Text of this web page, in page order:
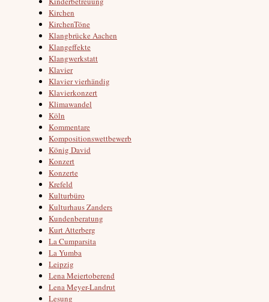
Kirchen
KirchenTöne
Klangbrücke Aachen
Klangeffekte
Klangwerkstatt
Klavier
Klavier vierhändig
Klavierkonzert
Klimawandel
Köln
Kommentare
Kompositionswettbewerb
König David
Konzert
Konzerte
Krefeld
Kulturbüro
Kulturhaus Zanders
Kundenberatung
Kurt Atterberg
La Cumparsita
La Yumba
Leipzig
Lena Meiertoberend
Lena Meyer-Landrut
Lesung